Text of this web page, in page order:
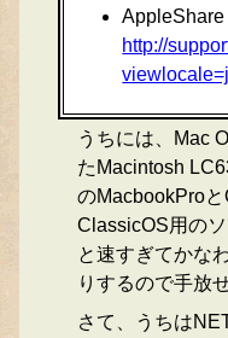
http://
うちには、Mac
たMacintosh
のMacbookProと
ClassicOS用の
と速すぎてかな
りするので手放
さて、うちは